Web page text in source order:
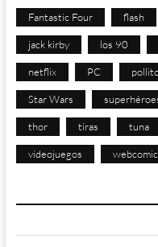
Fantastic Four flash
jack kirby los 90
netflix PC
Star Wars
thor tiras tuna
videojuegos